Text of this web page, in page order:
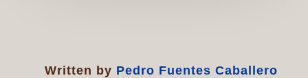
Written by Pedro Fuentes Caballero